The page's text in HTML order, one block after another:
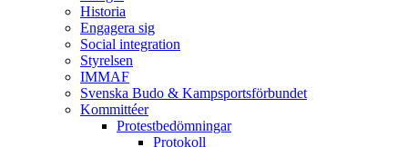
Historia
Engagera sig
Social integration
Styrelsen
IMMAF
Svenska Budo & Kampsportsförbundet
Kommittéer
Protestbedömningar
Protokoll